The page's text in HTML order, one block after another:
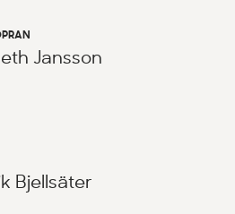
Jansson
Bjellsäter